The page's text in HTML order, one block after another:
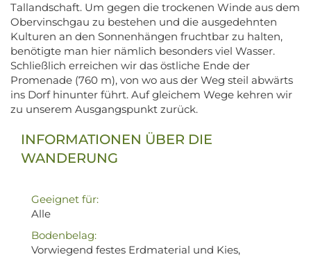
Tallandschaft. Um gegen die trockenen Winde aus dem
Obervinschgau zu bestehen und die ausgedehnten
Kulturen an den Sonnenhängen fruchtbar zu halten,
benötigte man hier nämlich besonders viel Wasser.
Schließlich erreichen wir das östliche Ende der
Promenade (760 m), von wo aus der Weg steil abwärts
ins Dorf hinunter führt. Auf gleichem Wege kehren wir
zu unserem Ausgangspunkt zurück.
INFORMATIONEN ÜBER DIE
WANDERUNG
Geeignet für:
Alle
Bodenbelag:
Vorwiegend festes Erdmaterial und Kies,